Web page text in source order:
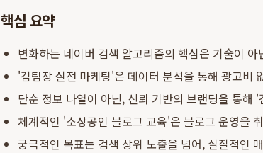
핵심 요약
변화하는 네이버 검색 알고리즘의 핵심은 기술이
'김팀장 실전 마케팅'은 데이터 분석을 통해 광고비
단순 정보 나열이 아닌, 신뢰 기반의 브랜딩을 통해
체계적인 '소상공인 블로그 교육'은 블로그 운영을
궁극적인 목표는 검색 상위 노출을 넘어, 실질적인